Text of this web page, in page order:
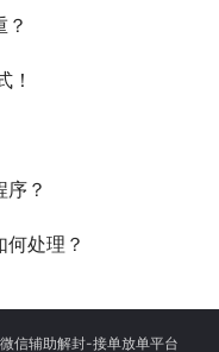
！
？
处理？
信辅助解封-接单放单平台